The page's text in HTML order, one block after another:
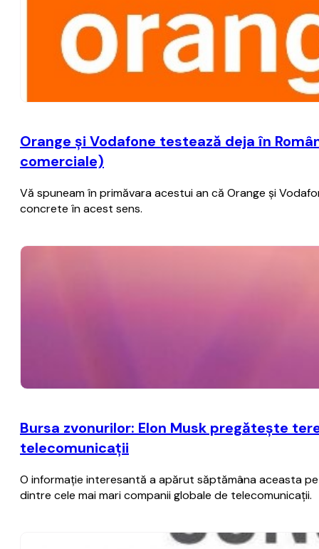
Orange şi Vodafone testează deja în
comerciale)
Vă spuneam în primăvara acestui an că Orange şi
concrete în acest sens.
Bursa zvonurilor: Elon Musk pregăteşte
telecomunicaţii
O informaţie interesantă a apărut săptămâna aceasta
dintre cele mai mari companii globale de telecomunicaţii.